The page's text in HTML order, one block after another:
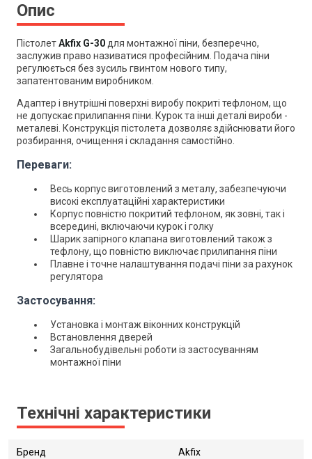
Опис
ПістолетAkfix G-30 для монтажної піни, безперечно,
заслужив право називатися професійним. Подача піни
регулюється без зусиль гвинтом нового типу,
запатентованим виробником.
Адаптер і внутрішні поверхні виробу покриті тефлоном, що
не допускає прилипання піни. Курок та інші деталі вироби -
металеві. Конструкція пістолета дозволяє здійснювати його
розбирання, очищення і складання самостійно.
Переваги:
Весь корпус виготовлений з металу, забезпечуючи
високі експлуатаційні характеристики
Корпус повністю покритий тефлоном, як зовні, так і
всередині, включаючи курок і голку
Шарик запірного клапана виготовлений також з
тефлону, що повністю виключає прилипання піни
Плавне і точне налаштування подачі піни за рахунок
регулятора
Застосування:
Установка і монтаж віконних конструкцій
Встановлення дверей
Загальнобудівельні роботи із застосуванням
монтажної піни
Технічні характеристики
Бренд Akfix